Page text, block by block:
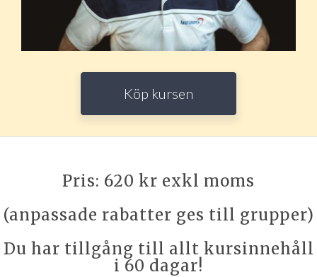
Köp kursen
Pris: 620 kr exkl moms
(anpassade rabatter ges till grupper)
Du har tillgång till allt kursinnehåll
i 60 dagar!